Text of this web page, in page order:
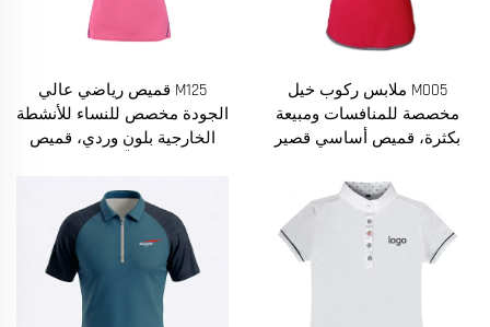
M005 ملابس ركوب خيل
مخصصة للمنافسات ومبيعة
بكثرة، قميص أساسي قصير
مصنّعين متخصصين، للنساء
M125 قميص رياضي عالي
الجودة مخصص للنساء للأنشطة
الخارجية بلون وردي، قميص